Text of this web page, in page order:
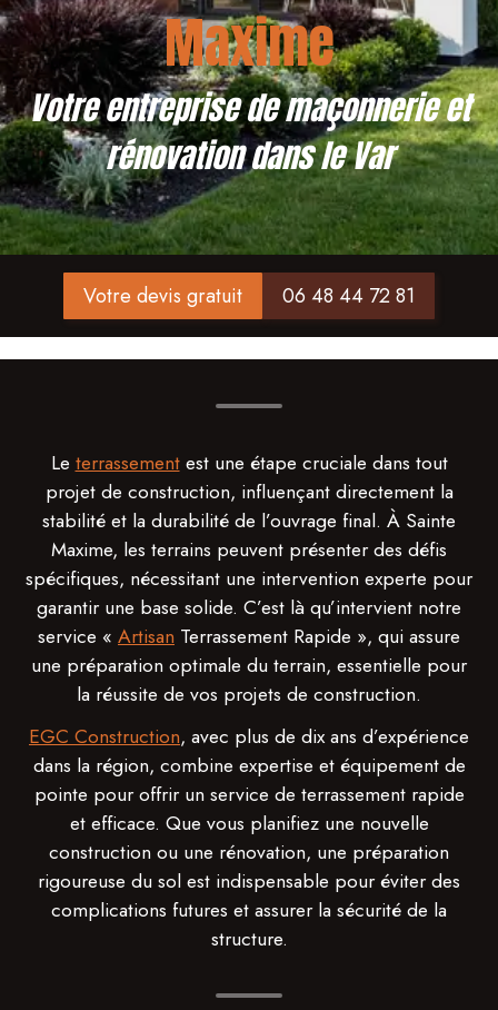
Maxime
Votre entreprise de maçonnerie et
rénovation dans le Var
Votre devis gratuit 06 48 44 72 81
Le terrassementest une étape cruciale dans tout
projet de construction, influençant directement la
stabilité et la durabilité de l’ouvrage final. À Sainte
Maxime, les terrains peuvent présenter des défis
spécifiques, nécessitant une intervention experte pour
garantir une base solide. C’est là qu’intervient notre
service « Artisan Terrassement Rapide », qui assure
une préparation optimale du terrain, essentielle pour
la réussite de vos projets de construction.
EGC Construction, avec plus de dix ans d’expérience
dans la région, combine expertise et équipement de
pointe pour offrir un service de terrassement rapide
et efficace. Que vous planifiez une nouvelle
construction ou une rénovation, une préparation
rigoureuse du sol est indispensable pour éviter des
complications futures et assurer la sécurité de la
structure.